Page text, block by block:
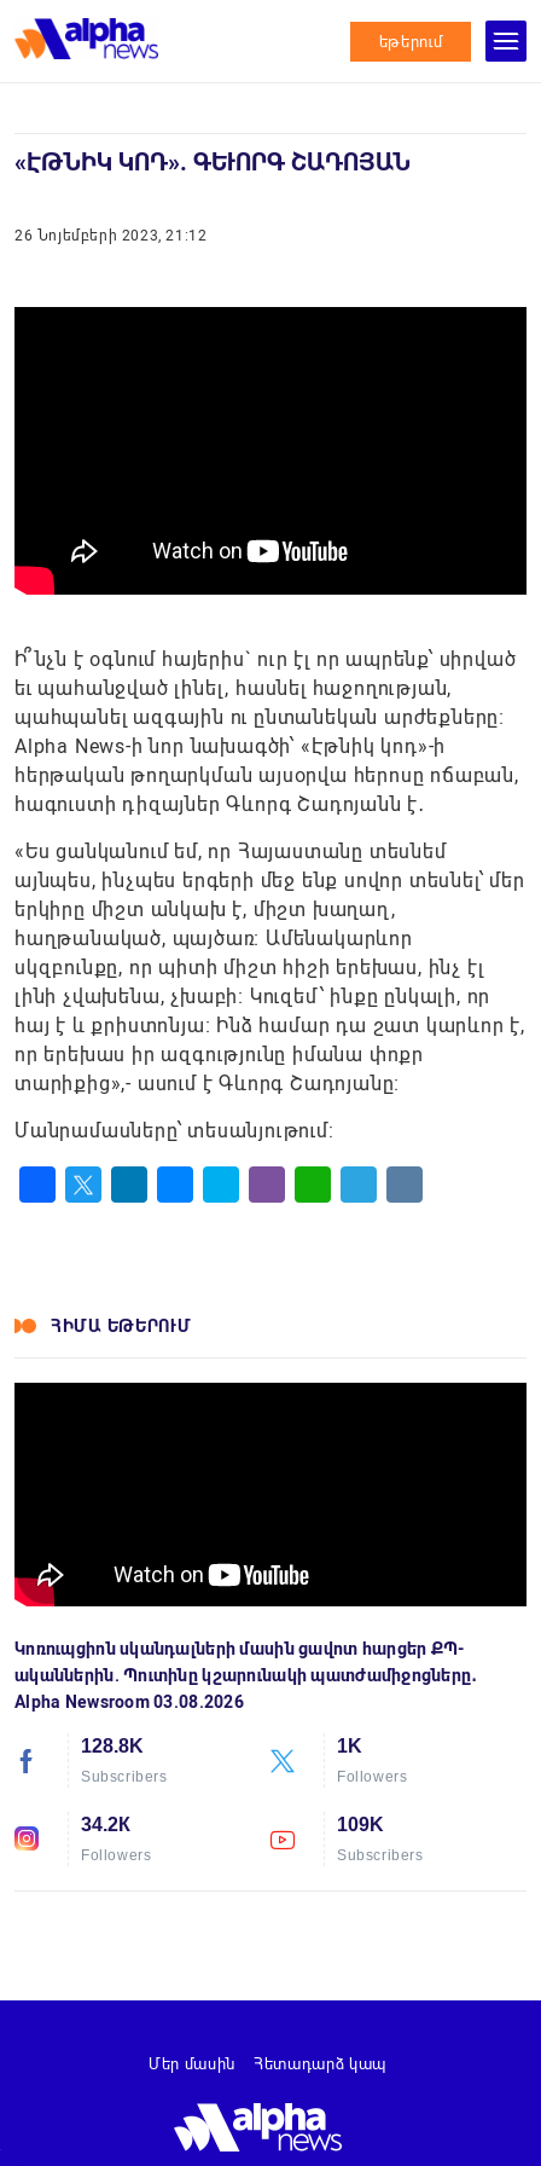
եթերում
«ԷԹՆԻԿ ԿՈԴ». ԳԵՒՈՐԳ ՇԱԴՈՅԱՆ
26 Նոյեմբերի 2023, 21:12
Ի՞նչն է օգնում հայերիս` ուր էլ որ ապրենք՝ սիրված
եւ պահանջված լինել, հասնել հաջողության,
պահպանել ազգային ու ընտանեկան արժեքները։
Alpha News-ի նոր նախագծի՝ «Էթնիկ կոդ»-ի
հերթական թողարկման այսօրվա հերոսը ոճաբան,
հագուստի դիզայներ Գևորգ Շադոյանն է․
«Ես ցանկանում եմ, որ Հայաստանը տեսնեմ
այնպես, ինչպես երգերի մեջ ենք սովոր տեսնել՝ մեր
երկիրը միշտ անկախ է, միշտ խաղաղ,
հաղթանակած, պայծառ։ Ամենակարևոր
սկզբունքը, որ պիտի միշտ հիշի երեխաս, ինչ էլ
լինի չվախենա, չխաբի։ Կուզեմ՝ ինքը ընկալի, որ
հայ է և քրիստոնյա։ Ինձ համար դա շատ կարևոր է,
որ երեխաս իր ազգությունը իմանա փոքր
տարիքից»,- ասում է Գևորգ Շադոյանը։
Մանրամասները՝ տեսանյութում:
ՀԻՄԱ ԵԹԵՐՈՒՄ
Կոռուպցիոն սկանդալների մասին ցավոտ հարցեր ՔՊ-
ականներին. Պուտինը կշարունակի պատժամիջոցները․
Alpha Newsroom 03.08.2026
128.8K
Subscribers
1K
Followers
34.2К
Followers
109K
Subscribers
Մեր մասին Հետադարձ կապ